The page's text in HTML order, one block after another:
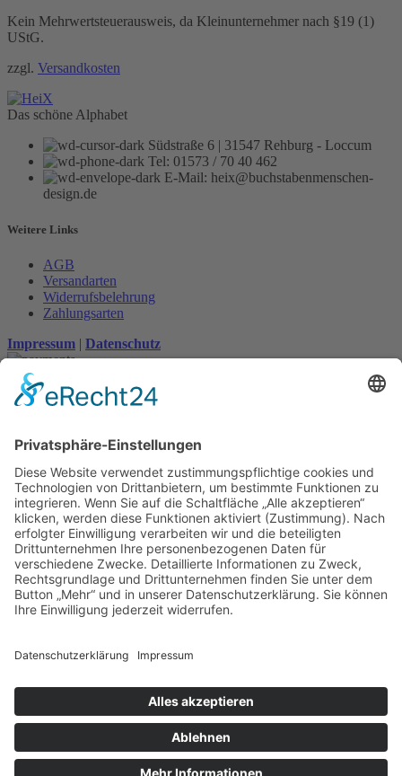
Kein Mehrwertsteuerausweis, da Kleinunternehmer nach §19 (1)
UStG.
zzgl. Versandkosten
Das schöne Alphabet
Südstraße 6 | 31547 Rehburg - Loccum
Tel: 01573 / 70 40 462
E-Mail: heix@buchstabenmenschen-
design.de
Weitere Links
AGB
Versandarten
Widerrufsbelehrung
Zahlungsarten
Impressum | Datenschutz
Home
Shop
ABC Geschirrhandtuch
ABC Plakat
Individuelles Namensschild
Individuelles (Haus-) Nummernschild
Memo Spiel
Porzellanbecher
Steinzeugbecher
Sticker
Türschilder
Der Prozess
Beispiele
Kontakt
Schließen
Alle angegebenen Preise sind Endpreise, keine Mwst. enthalten.